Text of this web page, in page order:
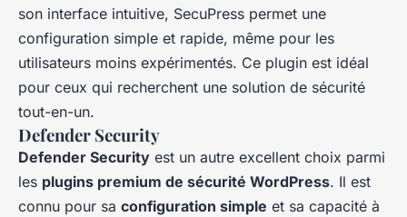
son interface intuitive, SecuPress permet une
configuration simple et rapide, même pour les
utilisateurs moins expérimentés. Ce plugin est idéal
pour ceux qui recherchent une solution de sécurité
tout-en-un.
Defender Security
Defender Security est un autre excellent choix parmi
les plugins premium de sécurité WordPress. Il est
connu pour sa configuration simple et sa capacité à